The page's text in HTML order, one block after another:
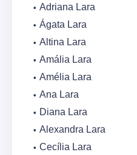
Adriana Lara
Ágata Lara
Altina Lara
Amália Lara
Amélia Lara
Ana Lara
Diana Lara
Alexandra Lara
Cecília Lara